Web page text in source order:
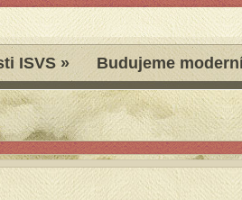
ISVS » Budujeme